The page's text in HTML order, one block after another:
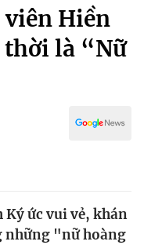
viên Hiền
là “Nữ
ức vui vẻ, khán
những "nữ hoàng